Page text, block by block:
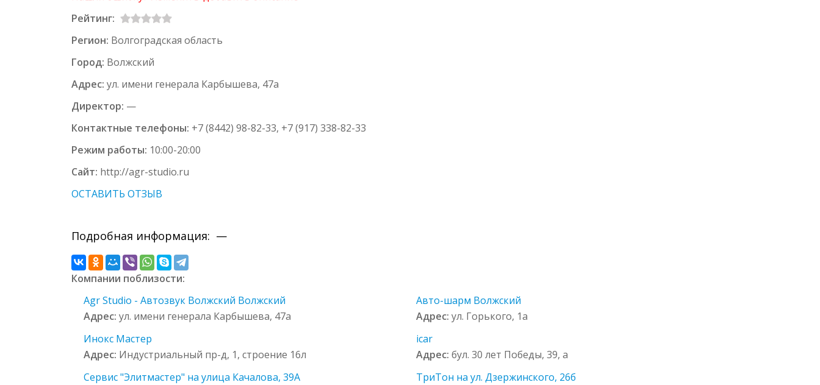
Рейтинг:
Регион: Волгоградская область
Город: Волжский
Адрес: ул. имени генерала Карбышева, 47а
Директор: —
Контактные телефоны: +7 (8442) 98-82-33, +7 (917) 338-82-33
Режим работы: 10:00-20:00
Сайт: http://agr-studio.ru
ОСТАВИТЬ ОТЗЫВ
Подробная информация: —
Компании поблизости:
Agr Studio - Автозвук Волжский Волжский
Адрес: ул. имени генерала Карбышева, 47а
Авто-шарм Волжский
Адрес: ул. Горького, 1а
Инокс Мастер
Адрес: Индустриальный пр-д, 1, строение 16л
icar
Адрес: бул. 30 лет Победы, 39, а
Сервис "Элитмастер" на улица Качалова, 39А
ТриТон на ул. Дзержинского, 26б